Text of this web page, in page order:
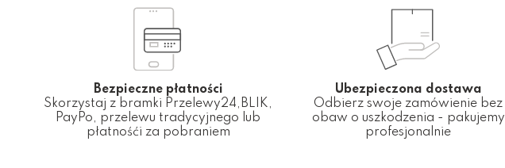
Bezpieczne płatności
Skorzystaj z bramki Przelewy24,BLIK,
PayPo, przelewu tradycyjnego lub
płatnośći za pobraniem
Ubezpieczona dostawa
Odbierz swoje zamówienie bez
obaw o uszkodzenia - pakujemy
profesjonalnie